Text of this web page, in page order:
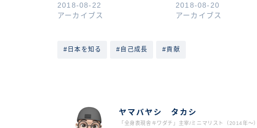
2018-08-22
アーカイブス
2018-08-20
アーカイブス
#日本を知る #自己成長 #貢献
ヤマバヤシ タカシ
「全身表現舎キワダチ」主宰/ミニマリスト（2014年〜）